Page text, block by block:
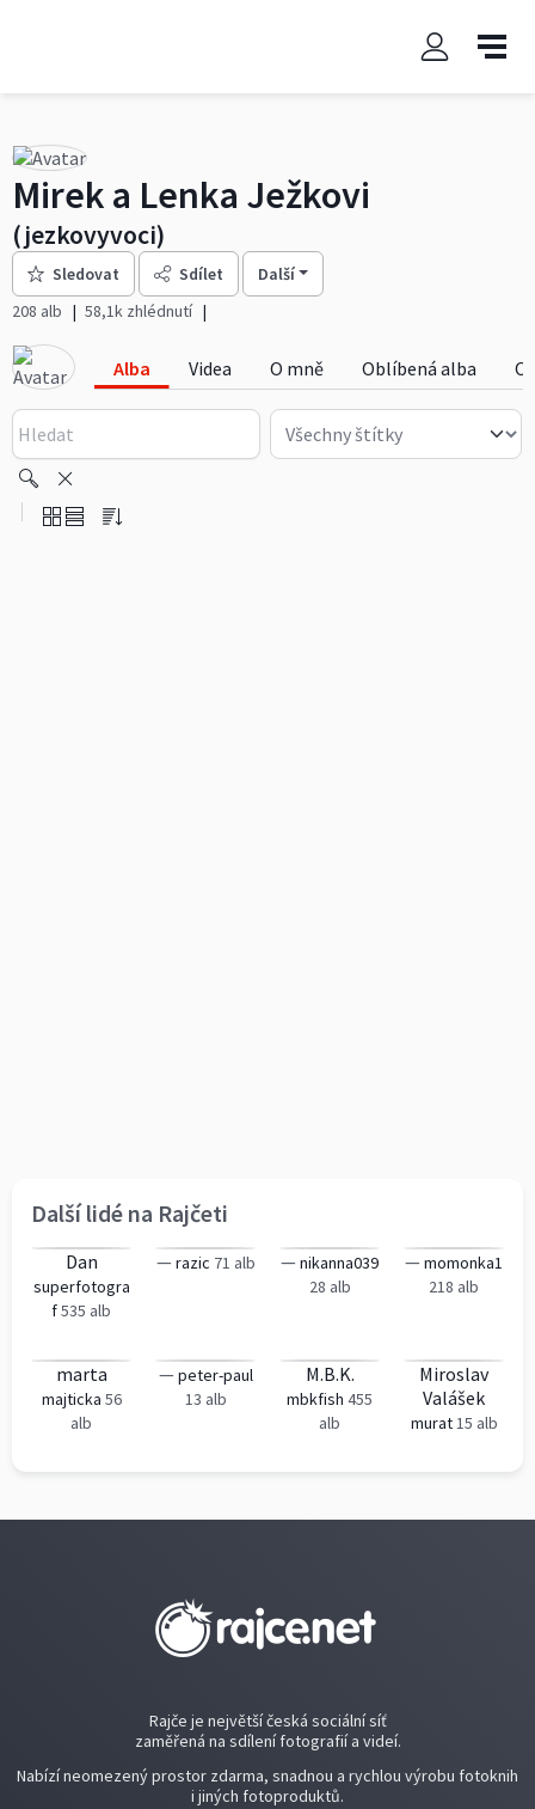
Mirek a Lenka Ježkovi
(jezkovyvoci)
Sledovat Sdílet
Další
208 alb
58,1k zhlédnutí
Alba Videa O mně Oblíbená alba
Další lidé na Rajčeti
Dan
superfotogra
f535 alb
— razic 71 alb — nikanna039
28 alb
— momonka1
218 alb
marta
majticka 56
alb
— peter-paul
13 alb
M.B.K.
mbkfish 455
alb
Miroslav
Valášek
murat15 alb
Rajče je největší česká sociální síť
zaměřená na sdílení fotografií a videí.
Nabízí neomezený prostor zdarma, snadnou a rychlou výrobu fotoknih
i jiných fotoproduktů.